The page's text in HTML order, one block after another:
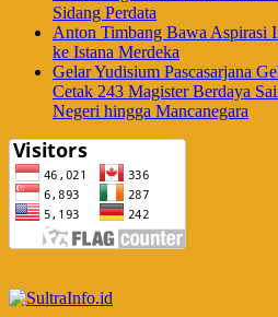
Sidang Perdata
Anton Timbang Bawa Aspirasi
ke Istana Merdeka
Gelar Yudisium Pascasarjana
Cetak 243 Magister Berdaya
Negeri hingga Mancanegara